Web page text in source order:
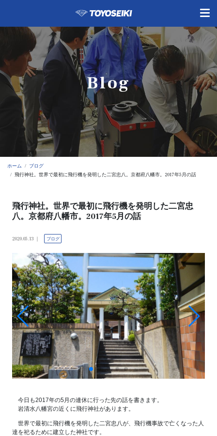
Blog
ホーム
ブログ
飛行神社。世界で最初に飛行機を発明した二宮忠八。京都府八幡市。2017年5月の話
飛行神社。世界で最初に飛行機を発明した二宮忠
八。京都府八幡市。2017年5月の話
2020.05.13 ブログ
今日も2017年の5月の連休に行った先の話を書きます。
岩清水八幡宮の近くに飛行神社があります。
世界で最初に飛行機を発明した二宮忠八が、飛行機事故で亡くなった人
達を祀るために建立した神社です。